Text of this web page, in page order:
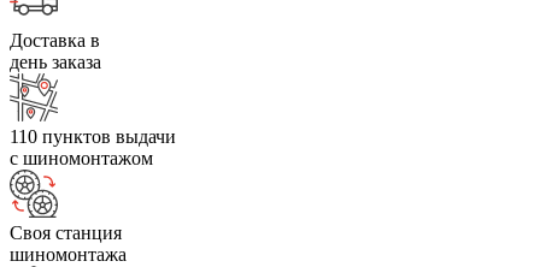
Доставка в
день заказа
110 пунктов выдачи
с шиномонтажом
Своя станция
шиномонтажа